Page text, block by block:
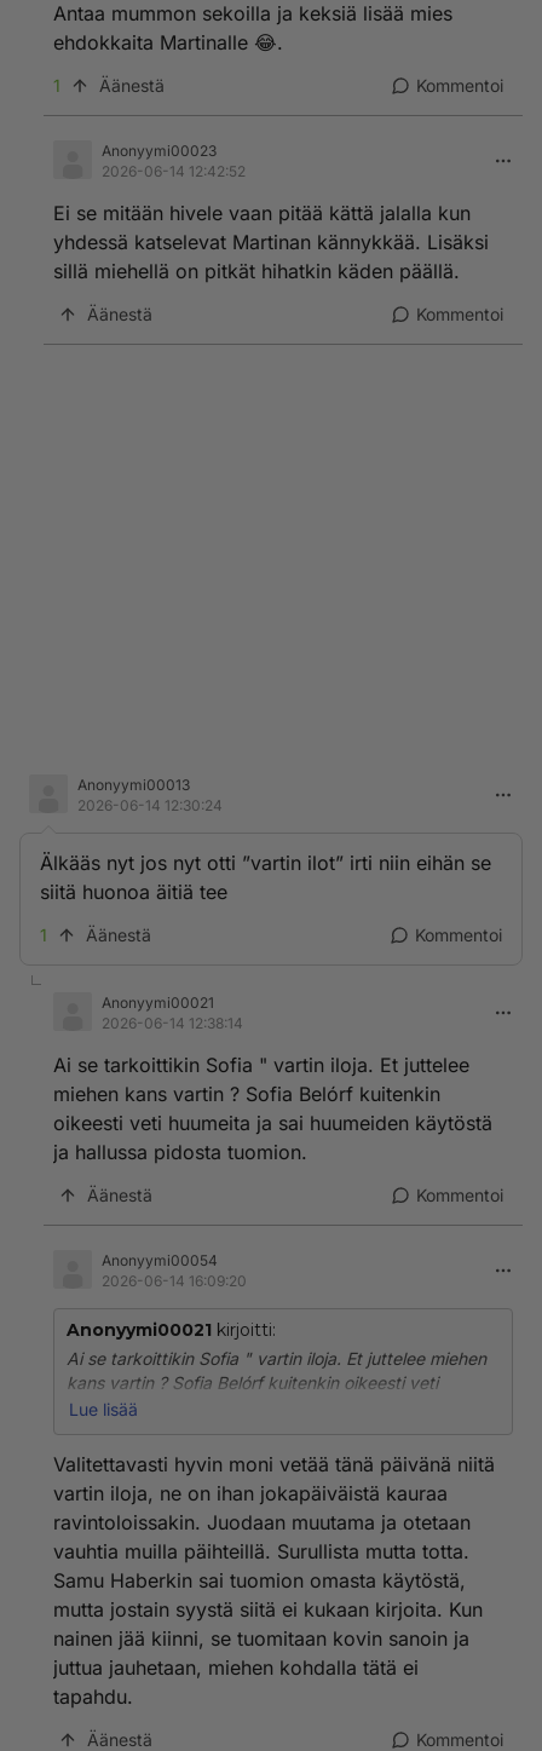
Antaa mummon sekoilla ja keksiä lisää mies
ehdokkaita Martinalle 😂.
1 Äänestä Kommentoi
Anonyymi00023
2026-06-14 12:42:52
Ei se mitään hivele vaan pitää kättä jalalla kun
yhdessä katselevat Martinan kännykkää. Lisäksi
sillä miehellä on pitkät hihatkin käden päällä.
Äänestä Kommentoi
Anonyymi00013
2026-06-14 12:30:24
Älkääs nyt jos nyt otti ”vartin ilot” irti niin eihän se
siitä huonoa äitiä tee
1 Äänestä Kommentoi
Anonyymi00021
2026-06-14 12:38:14
Ai se tarkoittikin Sofia " vartin iloja. Et juttelee
miehen kans vartin ? Sofia Belórf kuitenkin
oikeesti veti huumeita ja sai huumeiden käytöstä
ja hallussa pidosta tuomion.
Äänestä Kommentoi
Anonyymi00054
2026-06-14 16:09:20
Anonyymi00021 kirjoitti:
Ai se tarkoittikin Sofia " vartin iloja. Et juttelee miehen
kans vartin ? Sofia Belórf kuitenkin oikeesti veti
huumeita ja sai huumeiden käytöstä ja hallussa pidosta
Lue lisää
Valitettavasti hyvin moni vetää tänä päivänä niitä
vartin iloja, ne on ihan jokapäiväistä kauraa
ravintoloissakin. Juodaan muutama ja otetaan
vauhtia muilla päihteillä. Surullista mutta totta.
Samu Haberkin sai tuomion omasta käytöstä,
mutta jostain syystä siitä ei kukaan kirjoita. Kun
nainen jää kiinni, se tuomitaan kovin sanoin ja
juttua jauhetaan, miehen kohdalla tätä ei
tapahdu.
Äänestä Kommentoi